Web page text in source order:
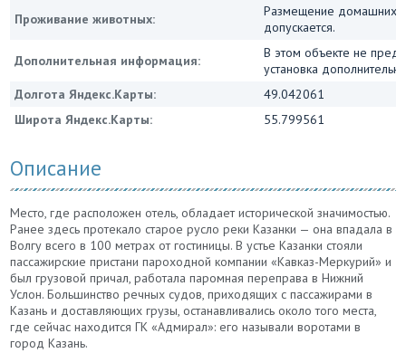
Проживание животных:
Размещение домашних
допускается.
Дополнительная информация:
В этом объекте не
установка
Долгота Яндекс.Карты:
49.042061
Широта Яндекс.Карты:
55.799561
Описание
Место, где расположен отель, обладает исторической значимостью.
Ранее здесь протекало старое русло реки Казанки — она впадала в
Волгу всего в 100 метрах от гостиницы. В устье Казанки стояли
пассажирские пристани пароходной компании «Кавказ-Меркурий» и
был грузовой причал, работала паромная переправа в Нижний
Услон. Большинство речных судов, приходящих с пассажирами в
Казань и доставляющих грузы, останавливались около того места,
где сейчас находится ГК «Адмирал»: его называли воротами в
город Казань.